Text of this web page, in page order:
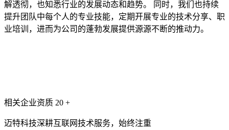
解透彻，也知悉行业的发展动态和趋势。 同时，我们也持续
提升团队中每个人的专业技能，定期开展专业的技术分享、职
业培训，进而为公司的蓬勃发展提供源源不断的推动力。
相关企业资质 20 +
迈特科技深耕互联网技术服务，始终注重